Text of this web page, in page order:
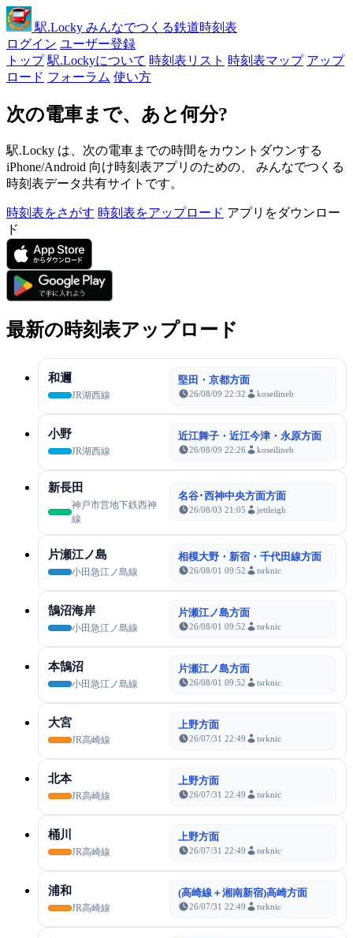
駅.Locky みんなでつくる鉄道時刻表
ログイン ユーザー登録
トップ 駅.Lockyについて 時刻表リスト 時刻表マップ アップ
ロード フォーラム 使い方
次の電車まで、あと何分?
駅.Locky は、次の電車までの時間をカウントダウンする
iPhone/Android 向け時刻表アプリのための、 みんなでつくる
時刻表データ共有サイトです。
時刻表をさがす 時刻表をアップロード アプリをダウンロー
ド
最新の時刻表アップロード
和邇
JR湖西線
堅田・京都方面
26/08/09 22:32 koseilineb
小野
JR湖西線
近江舞子・近江今津・永原方面
26/08/09 22:26 koseilineb
新長田
神戸市営地下鉄西神
線
名谷･西神中央方面方面
26/08/03 21:05 jettleigh
片瀬江ノ島
小田急江ノ島線
相模大野・新宿・千代田線方面
26/08/01 09:52 tsrknic
鵠沼海岸
小田急江ノ島線
片瀬江ノ島方面
26/08/01 09:52 tsrknic
本鵠沼
小田急江ノ島線
片瀬江ノ島方面
26/08/01 09:52 tsrknic
大宮
JR高崎線
上野方面
26/07/31 22:49 tsrknic
北本
JR高崎線
上野方面
26/07/31 22:49 tsrknic
桶川
JR高崎線
上野方面
26/07/31 22:49 tsrknic
浦和
JR高崎線
(高崎線＋湘南新宿)高崎方面
26/07/31 22:49 tsrknic